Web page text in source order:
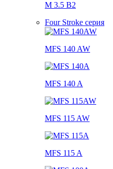
M 3.5 B2
Four Stroke серия
MFS 140 AW
MFS 140 A
MFS 115 AW
MFS 115 A